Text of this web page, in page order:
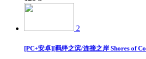
2
[PC+安卓][羁绊之滨/连接之岸 Shores of Co